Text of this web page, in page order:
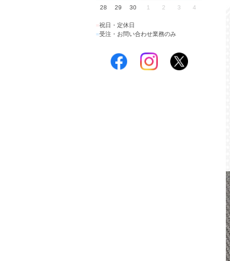
28 29 30 1 2 3 4
祝日・定休日
■受注・お問い合わせ業務のみ